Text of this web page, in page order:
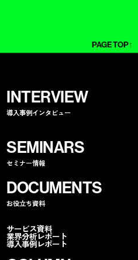
PAGE TOP↑
INTERVIEW
導入事例インタビュー
SEMINARS
セミナー情報
DOCUMENTS
お役立ち資料
サービス資料
業界分析レポート
導入事例レポート